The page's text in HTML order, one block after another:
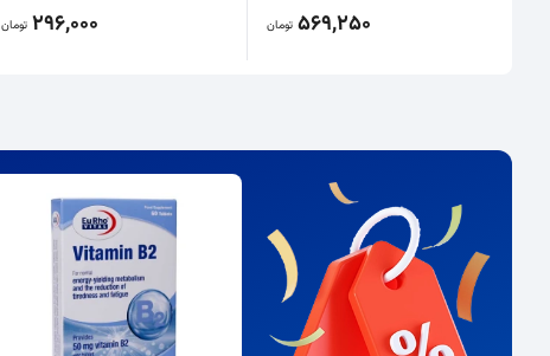
569,250 تومان 296,000 تومان